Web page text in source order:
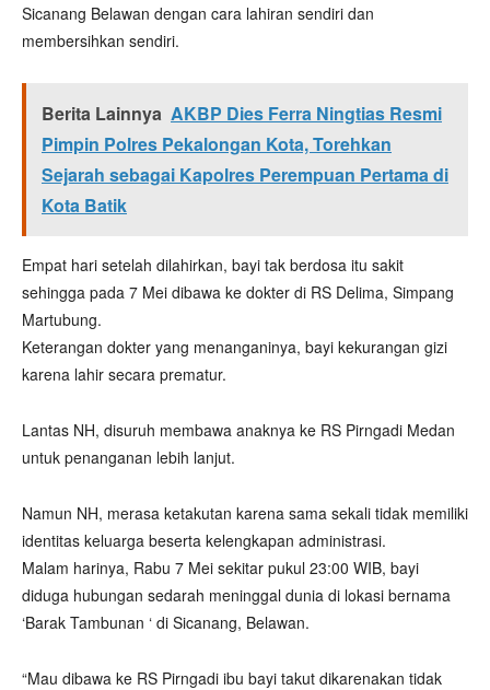
Sicanang Belawan dengan cara lahiran sendiri dan
membersihkan sendiri.
Berita Lainnya AKBP Dies Ferra Ningtias Resmi
Pimpin Polres Pekalongan Kota, Torehkan
Sejarah sebagai Kapolres Perempuan Pertama di
Kota Batik
Empat hari setelah dilahirkan, bayi tak berdosa itu sakit
sehingga pada 7 Mei dibawa ke dokter di RS Delima, Simpang
Martubung.
Keterangan dokter yang menanganinya, bayi kekurangan gizi
karena lahir secara prematur.
Lantas NH, disuruh membawa anaknya ke RS Pirngadi Medan
untuk penanganan lebih lanjut.
Namun NH, merasa ketakutan karena sama sekali tidak memiliki
identitas keluarga beserta kelengkapan administrasi.
Malam harinya, Rabu 7 Mei sekitar pukul 23:00 WIB, bayi
diduga hubungan sedarah meninggal dunia di lokasi bernama
‘Barak Tambunan ‘ di Sicanang, Belawan.
“Mau dibawa ke RS Pirngadi ibu bayi takut dikarenakan tidak